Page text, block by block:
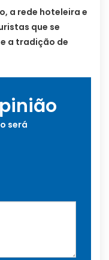
a rede hoteleira e
que se
a tradição de
será